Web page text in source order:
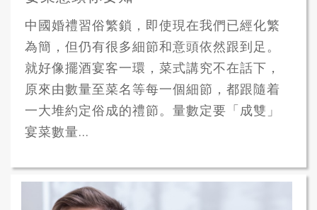
中國婚禮習俗繁鎖，即使現在我們已經化繁
為簡，但仍有很多細節和意頭依然跟到足。
就好像擺酒宴客一環，菜式講究不在話下，
原來由數量至菜名等每一個細節，都跟隨着
一大堆約定俗成的禮節。量數定要「成雙」
宴菜數量...